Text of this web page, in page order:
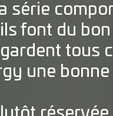
série
font du
tous
une bonne